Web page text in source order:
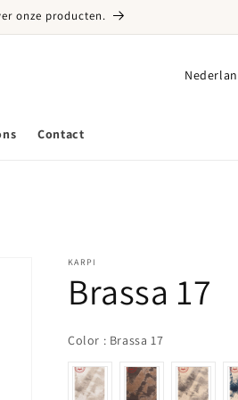
onze producten.
Contact
Taal
KARPI
Brassa 17
Color : Brassa 17Color